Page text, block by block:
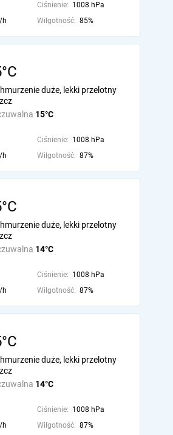
Ciśnienie: 1008 hPa
h Wilgotność: 85%
15°C
duże, lekki przelotny
Ciśnienie: 1008 hPa
h Wilgotność: 87%
14°C
duże, lekki przelotny
Ciśnienie: 1008 hPa
h Wilgotność: 87%
14°C
duże, lekki przelotny
Ciśnienie: 1008 hPa
h Wilgotność: 87%